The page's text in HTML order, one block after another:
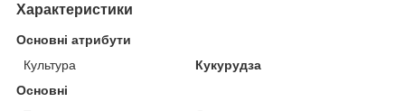
Характеристики
Основні атрибути
Культура
Кукурудза
Основні